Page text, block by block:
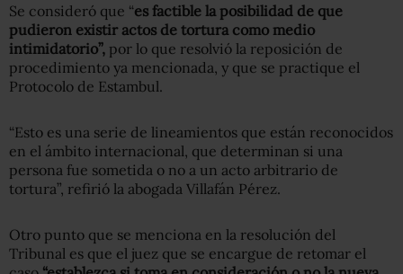
Se consideró que “es factible la posibilidad de que
pudieron existir actos de tortura como medio
intimidatorio”, por lo que resolvió la reposición de
procedimiento ya mencionada, y que se practique el
Protocolo de Estambul.
“Esto es una serie de lineamientos que están reconocidos
en el ámbito internacional, que determinan si una
persona fue sometida o no a un acto arbitrario de
tortura”, refirió la abogada Villafán Pérez.
Otro punto que se menciona en la resolución del
Tribunal es que el juez que se encargue de retomar el